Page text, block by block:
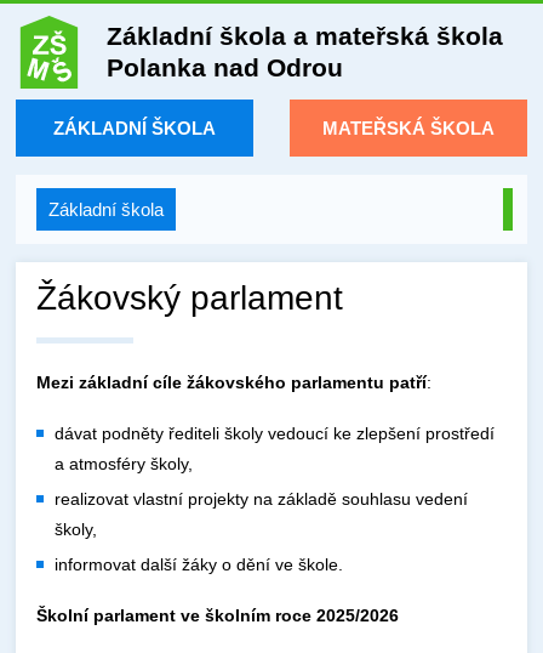
Základní škola a mateřská škola
Polanka nad Odrou
ZÁKLADNÍ ŠKOLA MATEŘSKÁ ŠKOLA
Základní škola
Žákovský parlament
Mezi základní cíle žákovského parlamentu patří:
dávat podněty řediteli školy vedoucí ke zlepšení prostředí
a atmosféry školy,
realizovat vlastní projekty na základě souhlasu vedení
školy,
informovat další žáky o dění ve škole.
Školní parlament ve školním roce 2025/2026